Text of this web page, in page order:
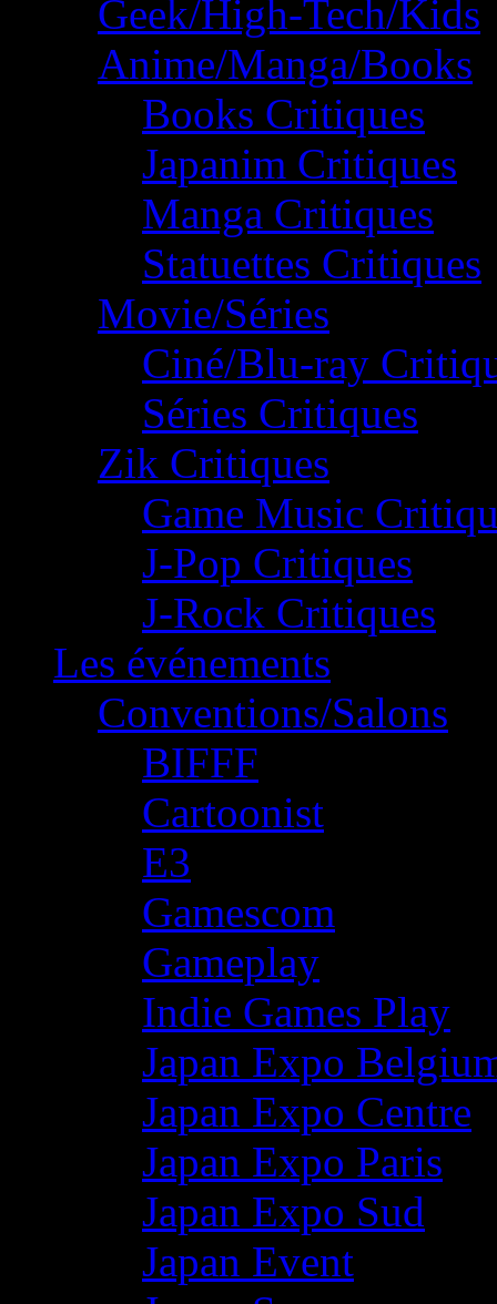
Geek/High-Tech/Kids
Anime/Manga/Books
Books Critiques
Japanim Critiques
Manga Critiques
Statuettes Critiques
Movie/Séries
Ciné/Blu-ray
Séries Critiques
Zik Critiques
Game Music
J-Pop Critiques
J-Rock Critiques
Les événements
Conventions/Salons
BIFFF
Cartoonist
E3
Gamescom
Gameplay
Indie Games Play
Japan Expo
Japan Expo Centre
Japan Expo Paris
Japan Expo Sud
Japan Event